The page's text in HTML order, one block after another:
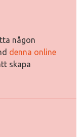
någon
denna online
skapa